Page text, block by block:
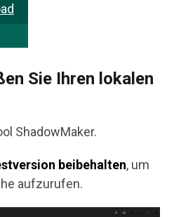
Sie Ihren lokalen
ShadowMaker.
beibehalten, um
aufzurufen.